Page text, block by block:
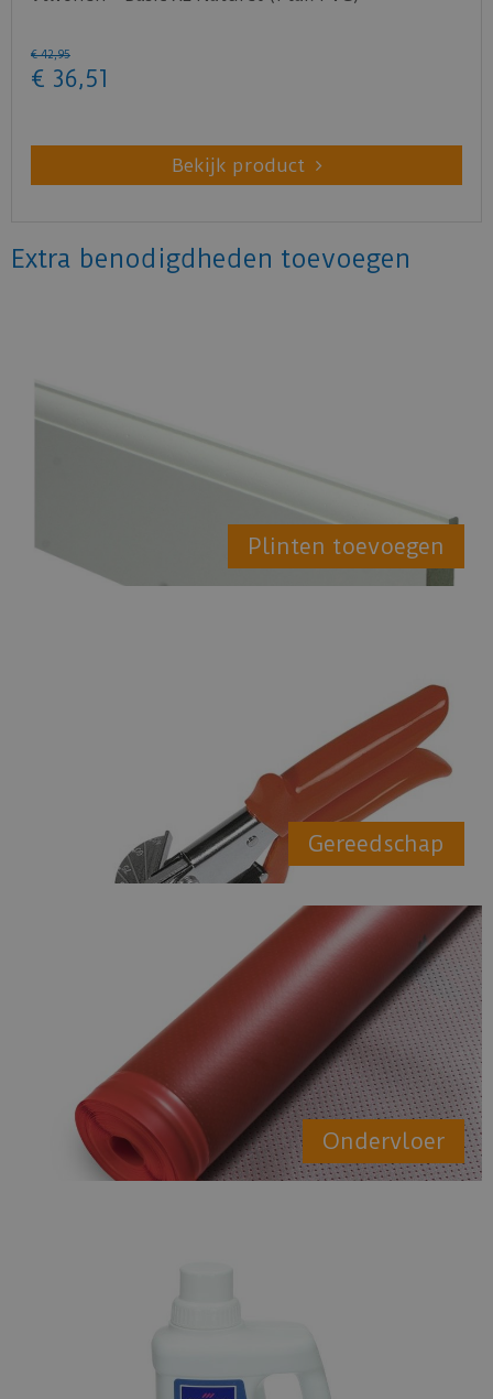
€ 42,95
€ 36,51
Bekijk product
Extra benodigdheden toevoegen
Plinten toevoegen
Gereedschap
Ondervloer